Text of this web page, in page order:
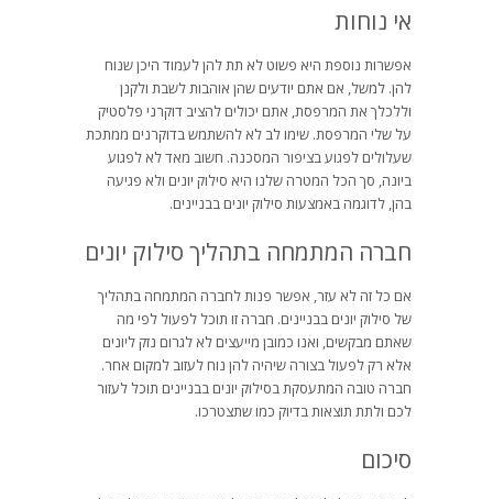
אי נוחות
אפשרות נוספת היא פשוט לא תת להן לעמוד היכן שנוח
להן. למשל, אם אתם יודעים שהן אוהבות לשבת ולקנן
וללכלך את המרפסת, אתם יכולים להציב דוקרני פלסטיק
על שלי המרפסת. שימו לב לא להשתמש בדוקרנים ממתכת
שעלולים לפגוע בציפור המסכנה. חשוב מאד לא לפגוע
ביונה, סך הכל המטרה שלנו היא סילוק יונים ולא פגיעה
בהן, לדוגמה באמצעות סילוק יונים בבניינים.
חברה המתמחה בתהליך סילוק יונים
אם כל זה לא עזר, אפשר פנות לחברה המתמחה בתהליך
של סילוק יונים בבניינים. חברה זו תוכל לפעול לפי מה
שאתם מבקשים, ואנו כמובן מייעצים לא לגרום נזק ליונים
אלא רק לפעול בצורה שיהיה להן נוח לעזוב למקום אחר.
חברה טובה המתעסקת בסילוק יונים בבניינים תוכל לעזור
לכם ולתת תוצאות בדיוק כמו שתצטרכו.
סיכום